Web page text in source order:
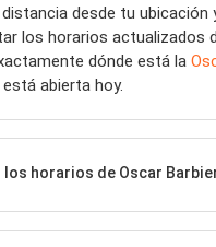
desde tu ubicación
los horarios actualizados
dónde está la
abierta hoy.
los horarios de Oscar